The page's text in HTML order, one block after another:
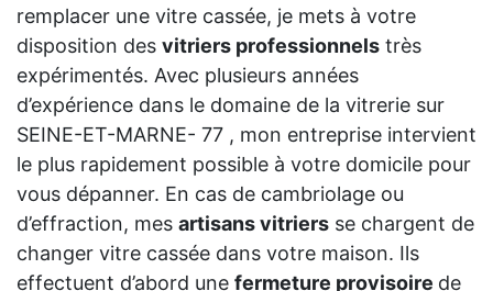
remplacer une vitre cassée, je mets à votre
disposition des vitriers professionnels très
expérimentés. Avec plusieurs années
d’expérience dans le domaine de la vitrerie sur
SEINE-ET-MARNE- 77 , mon entreprise intervient
le plus rapidement possible à votre domicile pour
vous dépanner. En cas de cambriolage ou
d’effraction, mes artisans vitriers se chargent de
changer vitre cassée dans votre maison. Ils
effectuent d’abord une fermeture provisoire de